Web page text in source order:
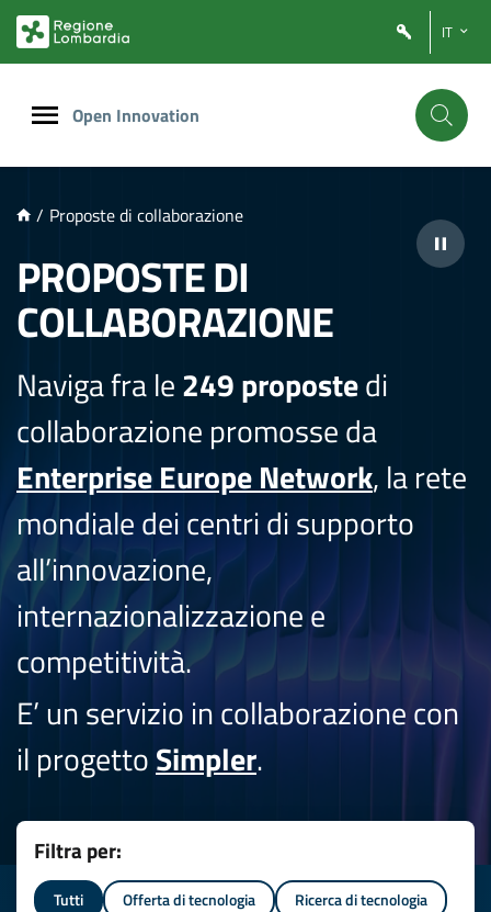
PRINCIPALE
IT
Open Innovation
/ Proposte di collaborazione
PROPOSTE DI
COLLABORAZIONE
Naviga fra le249 propostedi
collaborazione promosse da
Enterprise Europe Network, la rete
mondiale dei centri di supporto
all’innovazione,
internazionalizzazione e
competitività.
E’ un servizio in collaborazione con
il progettoSimpler.
Filtra per:
Tutti Offerta di tecnologia
Ricerca di tecnologia